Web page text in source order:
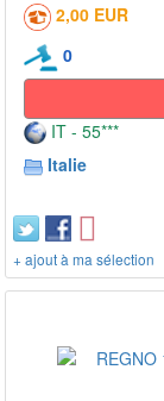
2,00 EUR
0
IT - 55***
Italie
+ ajout à ma sélection